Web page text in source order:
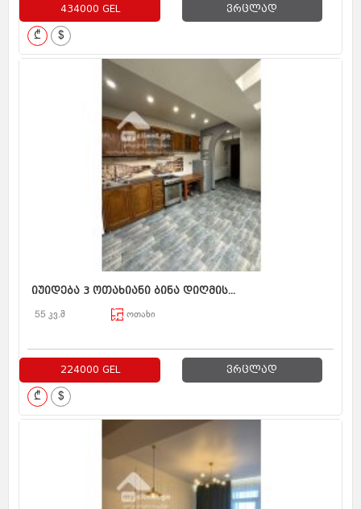
434000 GEL ვრცლად
₾ $
იუიდება 3 ოთახიანი ბინა დიღმის...
55 კვ.მ ოთახი
224000 GEL ვრცლად
₾ $